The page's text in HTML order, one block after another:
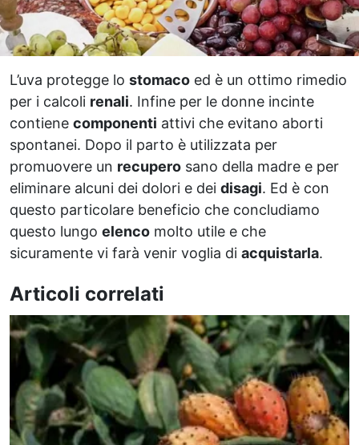
L’uva protegge lo stomaco ed è un ottimo rimedio
per i calcoli renali. Infine per le donne incinte
contiene componenti attivi che evitano aborti
spontanei. Dopo il parto è utilizzata per
promuovere un recupero sano della madre e per
eliminare alcuni dei dolori e dei disagi. Ed è con
questo particolare beneficio che concludiamo
questo lungo elenco molto utile e che
sicuramente vi farà venir voglia di acquistarla.
Articoli correlati